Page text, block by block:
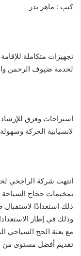
كتب : ماهر بدر
تجهيزات متكاملة
لخدمة ضيوف الرحمن
استراحات وفرق
لانسيابية الحركة
انتهت شركة الراجحي
بمخيمات حجاج
ذلك استعدادًا
وذلك في إطار
مع بعثة الحج السياحي
تقديم أفضل مستوى من